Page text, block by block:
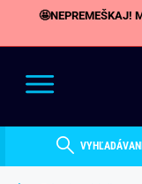
🤩NEPREMEŠKAJ!